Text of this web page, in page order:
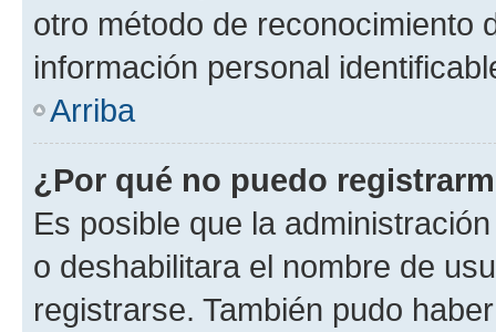
otro método de reconocimiento
información personal
Arriba
¿Por qué no puedo
Es posible que la
o deshabilitara el nombre de
registrarse. También pudo